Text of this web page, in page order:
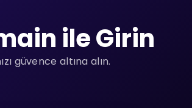
ile Girin
güvence altına alın.